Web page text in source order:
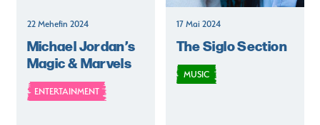
22 Mehefin 2024
Michael Jordan’s
Magic & Marvels
ENTERTAINMENT
17 Mai 2024
The Siglo Section
MUSIC